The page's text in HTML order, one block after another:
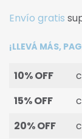
Envío gratis
¡LLEVÁ MÁS,
10% OFF
15% OFF
20% OFF